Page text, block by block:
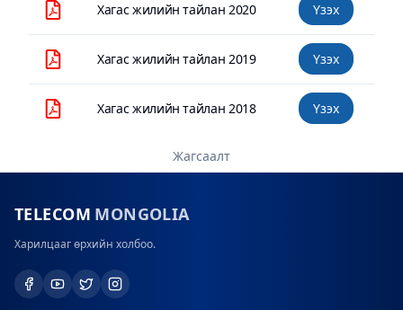
Жагсаалт
Хагас жилийн тайлан 2020 Үзэх
Хагас жилийн тайлан 2019 Үзэх
Хагас жилийн тайлан 2018 Үзэх
TELECOM MONGOLIA
Харилцааг өрхийн холбоо.